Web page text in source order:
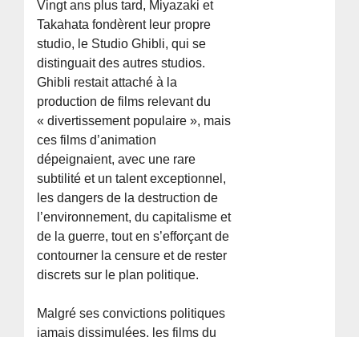
Vingt ans plus tard, Miyazaki et
Takahata fondèrent leur propre
studio, le Studio Ghibli, qui se
distinguait des autres studios.
Ghibli restait attaché à la
production de films relevant du
« divertissement populaire », mais
ces films d’animation
dépeignaient, avec une rare
subtilité et un talent exceptionnel,
les dangers de la destruction de
l’environnement, du capitalisme et
de la guerre, tout en s’efforçant de
contourner la censure et de rester
discrets sur le plan politique.
Malgré ses convictions politiques
jamais dissimulées, les films du